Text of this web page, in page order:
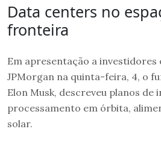
Data centers no
fronteira
Em apresentação a investidores
JPMorgan na quinta-feira, 4, o
Elon Musk, descreveu planos
processamento em órbita,
solar.